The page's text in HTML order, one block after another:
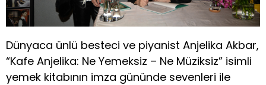
Dünyaca ünlü besteci ve piyanist Anjelika Akbar,
“Kafe Anjelika: Ne Yemeksiz – Ne Müziksiz” isimli
yemek kitabının imza gününde sevenleri ile